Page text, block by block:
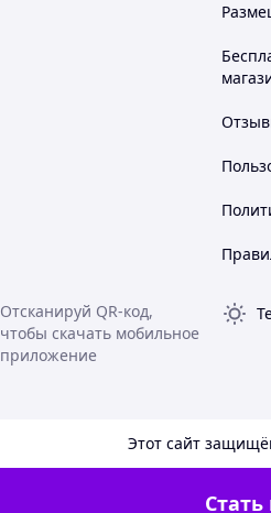
Отсканируй QR-код,
чтобы скачать мобильное
приложение
Этот сайт